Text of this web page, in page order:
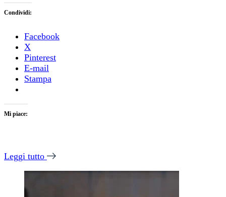
Condividi:
Facebook
X
Pinterest
E-mail
Stampa
Mi piace:
Leggi tutto